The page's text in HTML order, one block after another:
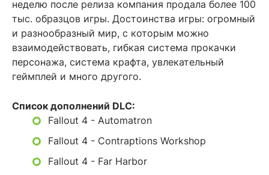
неделю после релиза компания продала более 100
тыс. образцов игры. Достоинства игры: огромный
и разнообразный мир, с которым можно
взаимодействовать, гибкая система прокачки
персонажа, система крафта, увлекательный
геймплей и много другого.
Список дополнений DLC:
Fallout 4 - Automatron
Fallout 4 - Contraptions Workshop
Fallout 4 - Far Harbor